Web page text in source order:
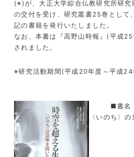
(※)が、大正大学綜合仏教研究所研究
の交付を受け、研究叢書25巻として
記の書籍を発行いたしました。
なお、本書は『高野山時報』(平成
されました。
※研究活動期間(平成20年度～平成
■書名：
〈いのち〉